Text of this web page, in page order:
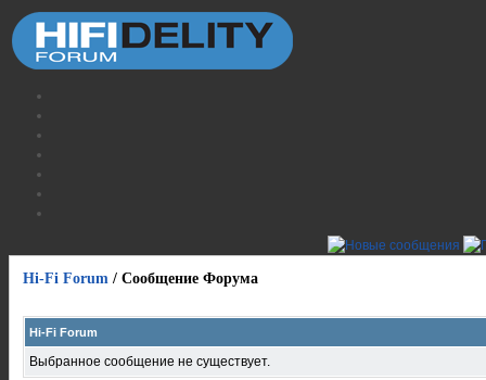
Hi-Fi Forum / Сообщение Форума
Hi-Fi Forum
Выбранное сообщение не существует.